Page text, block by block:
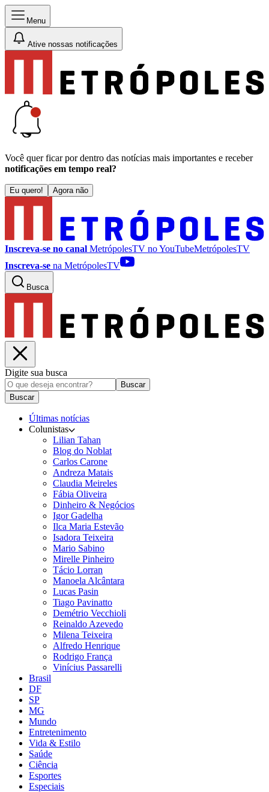
Menu
Ative nossas notificações
Você quer ficar por dentro das notícias mais importantes e receber
notificações em tempo real?
Eu quero! Agora não
Inscreva-se no canal MetrópolesTV noYouTubeMetrópolesTV
Inscreva-se na MetrópolesTV
Busca
Digite sua busca
Buscar
Buscar
Últimas notícias
Colunistas
Lilian Tahan
Blog do Noblat
Carlos Carone
Andreza Matais
Claudia Meireles
Fábia Oliveira
Dinheiro & Negócios
Igor Gadelha
Ilca Maria Estevão
Isadora Teixeira
Mario Sabino
Mirelle Pinheiro
Tácio Lorran
Manoela Alcântara
Lucas Pasin
Tiago Pavinatto
Demétrio Vecchioli
Reinaldo Azevedo
Milena Teixeira
Alfredo Henrique
Rodrigo França
Vinícius Passarelli
Brasil
DF
SP
MG
Mundo
Entretenimento
Vida & Estilo
Saúde
Ciência
Esportes
Especiais